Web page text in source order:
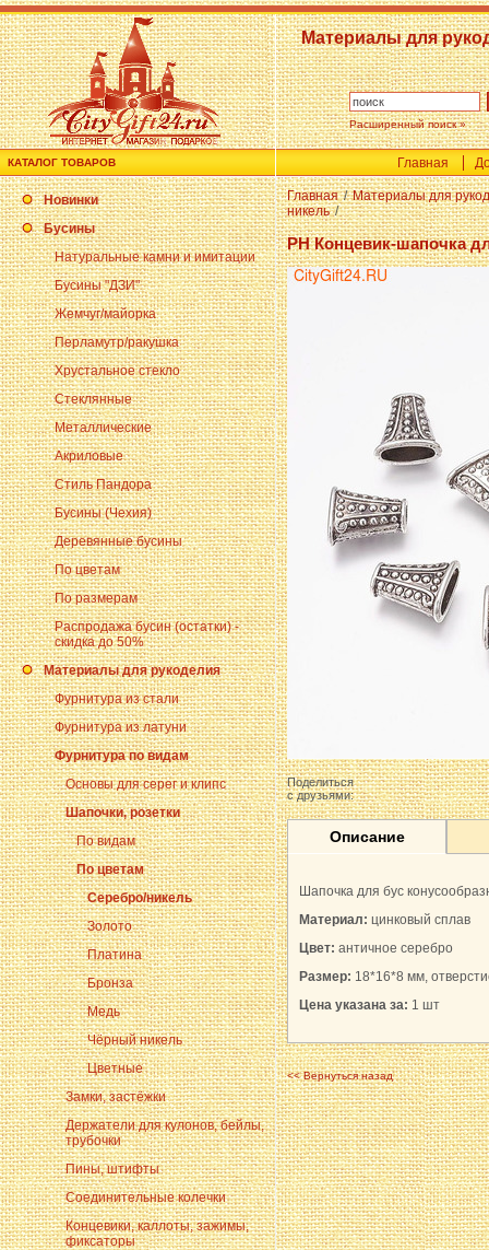
Материалы для
Расширенный поиск »
КАТАЛОГ ТОВАРОВ Главная
Новинки
Бусины
Натуральные камни и имитации
Бусины "ДЗИ"
Жемчуг/майорка
Перламутр/ракушка
Хрустальное стекло
Стеклянные
Металлические
Акриловые
Стиль Пандора
Бусины (Чехия)
Деревянные бусины
По цветам
По размерам
Распродажа бусин (остатки) -
скидка до 50%
Материалы для рукоделия
Фурнитура из стали
Фурнитура из латуни
Фурнитура по видам
Основы для серег и клипс
Шапочки, розетки
По видам
По цветам
Серебро/никель
Золото
Платина
Бронза
Медь
Чёрный никель
Цветные
Замки, застёжки
Держатели для кулонов, бейлы,
трубочки
Пины, штифты
Соединительные колечки
Концевики, каллоты, зажимы,
фиксаторы
Главная / Материалы для
никель /
PH Концевик-шапочка
Поделиться
с друзьями:
Описание
Шапочка для бус
Материал: цинковый сплав
Цвет: античное серебро
Размер: 18*16*8 мм,
Цена указана за: 1 шт
<< Вернуться назад